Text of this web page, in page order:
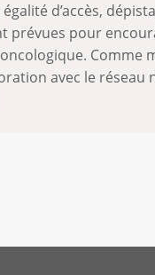
d’accès,
prévues pour
Comme
avec le réseau